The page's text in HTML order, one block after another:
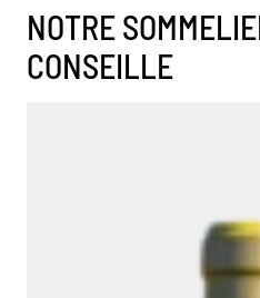
NOTRE
CONSEILLE